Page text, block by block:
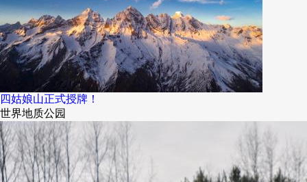
四姑娘山正式授牌！
世界地质公园